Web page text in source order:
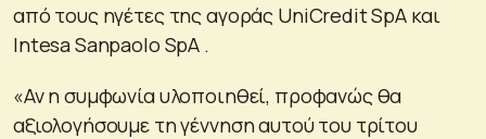
από τους ηγέτες της αγοράς UniCredit SpA και
Intesa Sanpaolo SpA .
«Αν η συμφωνία υλοποιηθεί, προφανώς θα
αξιολογήσουμε τη γέννηση αυτού του τρίτου